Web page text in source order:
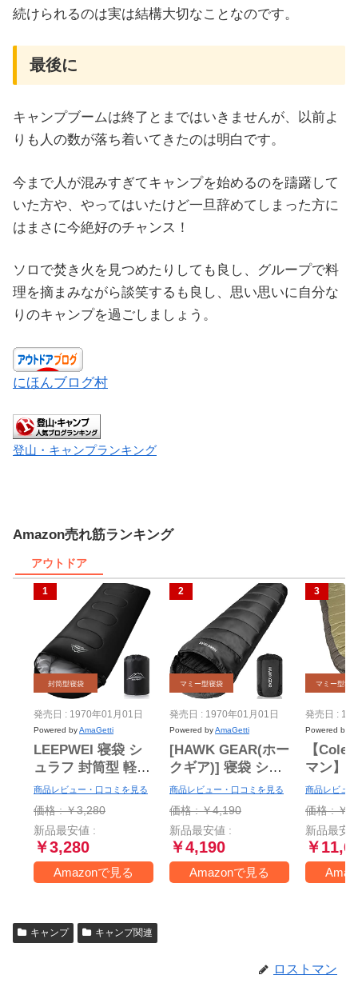
続けられるのは実は結構大切なことなのです。
最後に
キャンプブームは終了とまではいきませんが、以前よ
りも人の数が落ち着いてきたのは明白です。
今まで人が混みすぎてキャンプを始めるのを躊躇して
いた方や、やってはいたけど一旦辞めてしまった方に
はまさに今絶好のチャンス！
ソロで焚き火を見つめたりしても良し、グループで料
理を摘まみながら談笑するも良し、思い思いに自分な
りのキャンプを過ごしましょう。
にほんブログ村
登山・キャンプランキング
Amazon売れ筋ランキング
アウトドア
封筒型寝袋
発売日 : 1970年01月01日
Powered byAmaGetti
LEEPWEI 寝袋 シ
ュラフ 封筒型 軽量
保温 耐寒 防水 コ
ンパクト アウトド
ア キャンプ 登山
車中泊 防災用 丸洗
い可能 快適温度 丸
洗い寝袋 春用 夏用
1000）
商品レビュー・口コミを見る
価格 : ￥3,280
新品最安値 :
￥3,280
Amazonで見る
マミー型寝袋
発売日 : 1970年01月01日
Powered byAmaGetti
[HAWK GEAR(ホー
クギア)] 寝袋 シュ
ラフ マミー型 キャ
ンプ アウトドア
-15度耐寒 簡易防水
オールシーズン (ブ
ラック)
商品レビュー・口コミを見る
価格 : ￥4,190
新品最安値 :
￥4,190
Amazonで見る
マミー型寝袋
発売日 :
Powered by
【
マン】
袋(マミ
度まで
商品レビュ
価格 : ￥
新品最安
￥
キャンプ キャンプ関連
ロストマン